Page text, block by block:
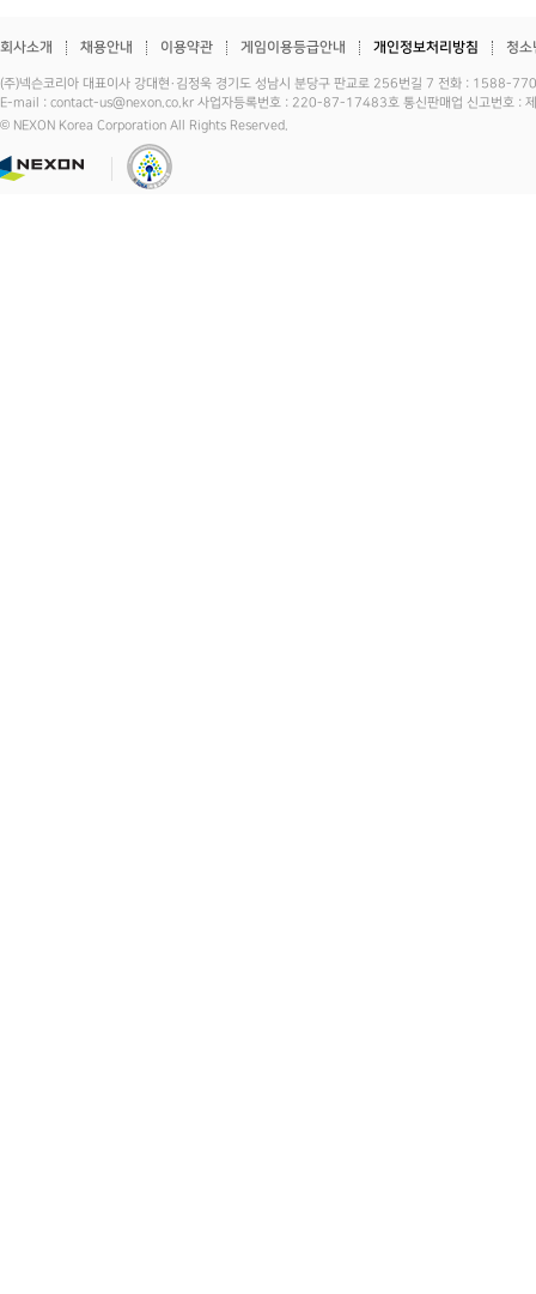
회사소개 채용안내 이용약관 게임이용등급안내 개인정보처리방침 청소
(주)넥슨코리아 대표이사 강대현·김정욱 경기도 성남시 분당구 판교로 256번길 7 전화 :
E-mail : contact-us@nexon.co.kr 사업자등록번호 : 220-87-17483호 통신판매업 신고번호 :
© NEXON Korea Corporation All Rights Reserved.